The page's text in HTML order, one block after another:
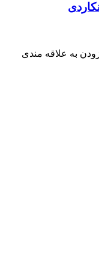
به علاقه مندی